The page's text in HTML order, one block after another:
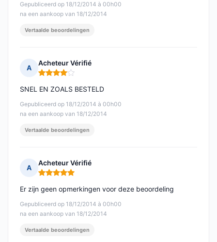
Gepubliceerd op 18/12/2014 à 00h00
na een aankoop van 18/12/2014
Vertaalde beoordelingen
A
Acheteur Vérifié
Opmerking: 4 van 5
Gepubliceerd op 18/12/2014 à 00h00
na een aankoop van 18/12/2014
SNEL EN ZOALS BESTELD
Vertaalde beoordelingen
A
Acheteur Vérifié
Opmerking: 5 van 5
Gepubliceerd op 18/12/2014 à 00h00
na een aankoop van 18/12/2014
Er zijn geen opmerkingen voor deze beoordeling
Vertaalde beoordelingen